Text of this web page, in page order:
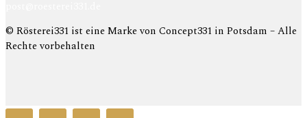
© Rösterei331 ist eine Marke von Concept331 in Potsdam – Alle
Rechte vorbehalten